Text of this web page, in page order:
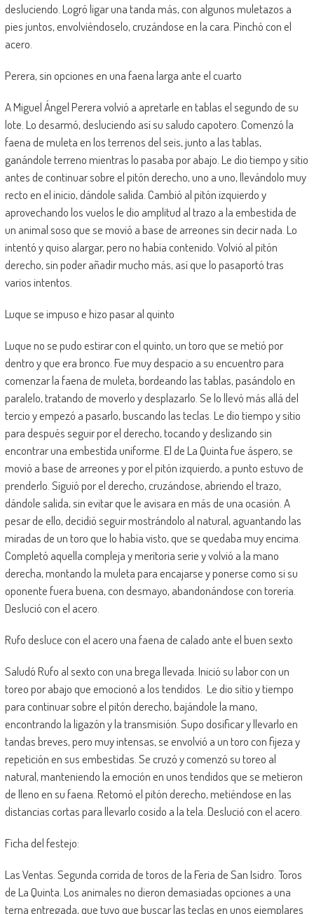
desluciendo. Logró ligar una tanda más, con algunos muletazos a
pies juntos, envolviéndoselo, cruzándose en la cara. Pinchó con el
acero.
Perera, sin opciones en una faena larga ante el cuarto
A Miguel Ángel Perera volvió a apretarle en tablas el segundo de su
lote. Lo desarmó, desluciendo así su saludo capotero. Comenzó la
faena de muleta en los terrenos del seis, junto a las tablas,
ganándole terreno mientras lo pasaba por abajo. Le dio tiempo y sitio
antes de continuar sobre el pitón derecho, uno a uno, llevándolo muy
recto en el inicio, dándole salida. Cambió al pitón izquierdo y
aprovechando los vuelos le dio amplitud al trazo a la embestida de
un animal soso que se movió a base de arreones sin decir nada. Lo
intentó y quiso alargar, pero no había contenido. Volvió al pitón
derecho, sin poder añadir mucho más, así que lo pasaportó tras
varios intentos.
Luque se impuso e hizo pasar al quinto
Luque no se pudo estirar con el quinto, un toro que se metió por
dentro y que era bronco. Fue muy despacio a su encuentro para
comenzar la faena de muleta, bordeando las tablas, pasándolo en
paralelo, tratando de moverlo y desplazarlo. Se lo llevó más allá del
tercio y empezó a pasarlo, buscando las teclas. Le dio tiempo y sitio
para después seguir por el derecho, tocando y deslizando sin
encontrar una embestida uniforme. El de La Quinta fue áspero, se
movió a base de arreones y por el pitón izquierdo, a punto estuvo de
prenderlo. Siguió por el derecho, cruzándose, abriendo el trazo,
dándole salida, sin evitar que le avisara en más de una ocasión. A
pesar de ello, decidió seguir mostrándolo al natural, aguantando las
miradas de un toro que lo había visto, que se quedaba muy encima.
Completó aquella compleja y meritoria serie y volvió a la mano
derecha, montando la muleta para encajarse y ponerse como si su
oponente fuera buena, con desmayo, abandonándose con torería.
Deslució con el acero.
Rufo desluce con el acero una faena de calado ante el buen sexto
Saludó Rufo al sexto con una brega llevada. Inició su labor con un
toreo por abajo que emocionó a los tendidos. Le dio sitio y tiempo
para continuar sobre el pitón derecho, bajándole la mano,
encontrando la ligazón y la transmisión. Supo dosificar y llevarlo en
tandas breves, pero muy intensas, se envolvió a un toro con fijeza y
repetición en sus embestidas. Se cruzó y comenzó su toreo al
natural, manteniendo la emoción en unos tendidos que se metieron
de lleno en su faena. Retomó el pitón derecho, metiéndose en las
distancias cortas para llevarlo cosido a la tela. Deslució con el acero.
Ficha del festejo:
Las Ventas. Segunda corrida de toros de la Feria de San Isidro. Toros
de La Quinta. Los animales no dieron demasiadas opciones a una
terna entregada, que tuvo que buscar las teclas en unos ejemplares